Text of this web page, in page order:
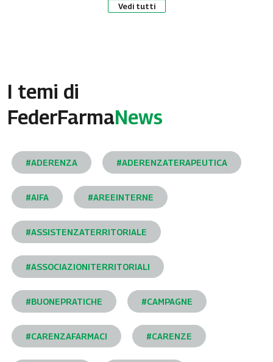
Vedi tutti
I temi di
FederFarmaNews
#ADERENZA #ADERENZATERAPEUTICA
#AIFA #AREEINTERNE
#ASSISTENZATERRITORIALE
#ASSOCIAZIONITERRITORIALI
#BUONEPRATICHE #CAMPAGNE
#CARENZAFARMACI #CARENZE